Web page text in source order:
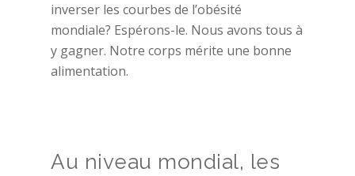
inverser les courbes de l’obésité
mondiale? Espérons-le. Nous avons tous à
y gagner. Notre corps mérite une bonne
alimentation.
Au niveau mondial, les